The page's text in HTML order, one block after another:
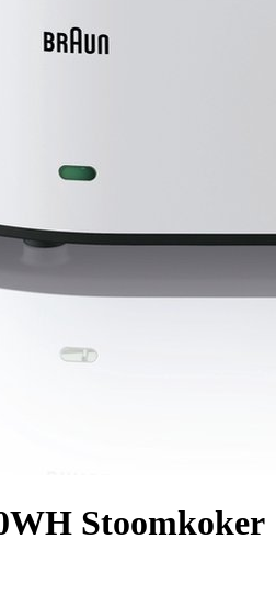
Stoomkoker